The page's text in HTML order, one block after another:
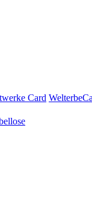
Card